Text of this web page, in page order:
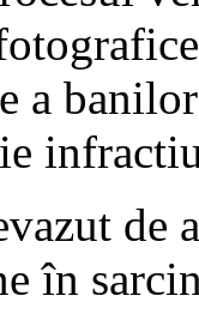
a
de
în